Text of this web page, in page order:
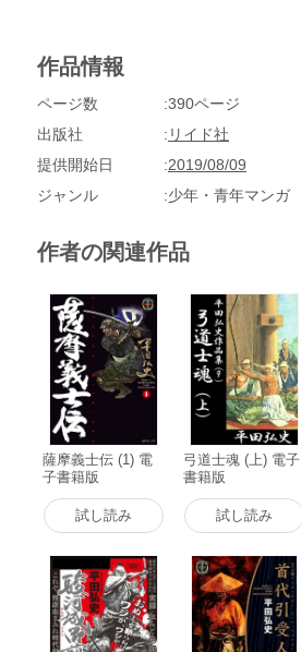
作品情報
ページ数
390ページ
出版社
リイド社
提供開始日
2019/08/09
ジャンル
少年・青年マンガ
作者の関連作品
薩摩義士伝 (1) 電
子書籍版
試し読み
弓道士魂 (上) 電子
書籍版
試し読み